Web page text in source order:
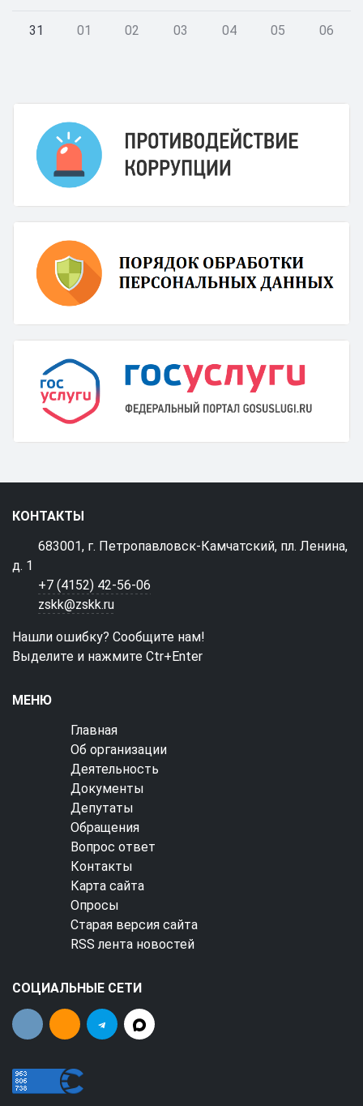
31 01 02 03 04 05 06
КОНТАКТЫ
683001, г. Петропавловск-Камчатский, пл. Ленина,
д. 1
+7 (4152) 42-56-06
zskk@zskk.ru
Нашли ошибку? Сообщите нам!
Выделите и нажмите Ctr+Enter
МЕНЮ
Главная
Об организации
Деятельность
Документы
Депутаты
Обращения
Вопрос ответ
Контакты
Карта сайта
Опросы
Старая версия сайта
RSS лента новостей
СОЦИАЛЬНЫЕ СЕТИ